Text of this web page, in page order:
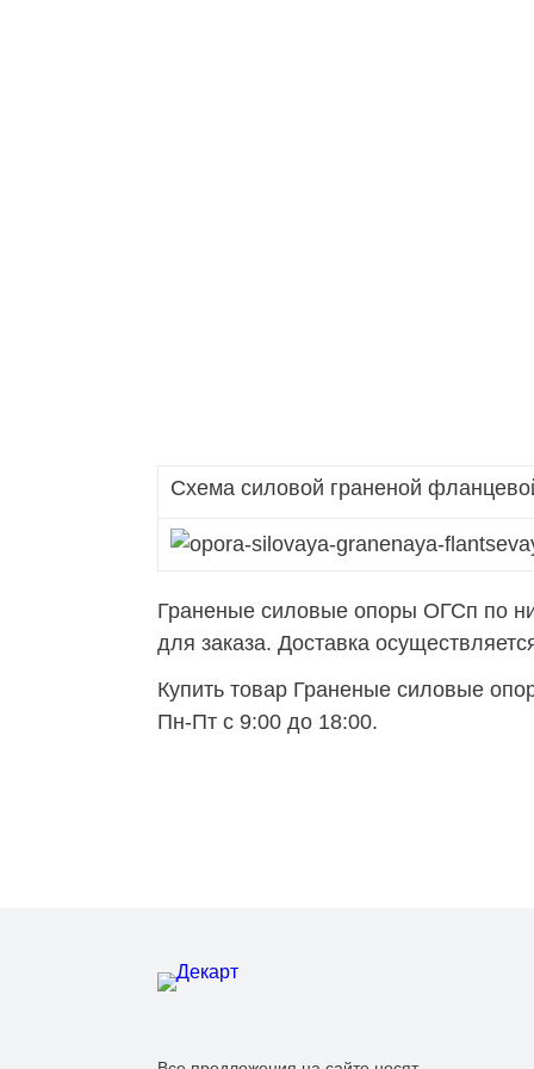
Схема силовой граненой
Граненые силовые опоры ОГСп по
для заказа. Доставка
Купить товар Граненые силовые
Пн-Пт с 9:00 до 18:00.